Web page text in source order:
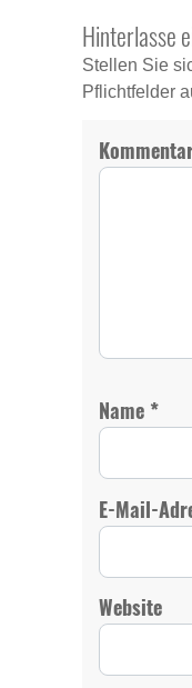
Hinterlasse
Stellen Sie
Pflichtfelder
Name *
E-Mail-
Website